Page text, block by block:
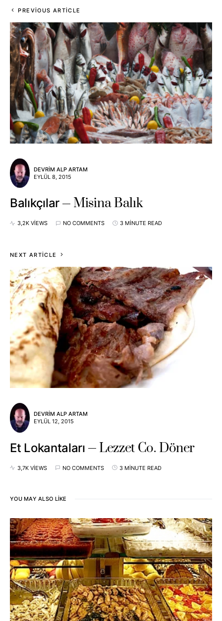
PREVIOUS ARTICLE
DEVRIM ALP ARTAM
EYLÜL 8, 2015
Balıkçılar Misina Balık
3,2K VIEWS NO COMMENTS 3 MINUTE READ
NEXT ARTICLE
DEVRIM ALP ARTAM
EYLÜL 12, 2015
Et Lokantaları Lezzet Co. Döner
3,7K VIEWS NO COMMENTS 3 MINUTE READ
YOU MAY ALSO LIKE